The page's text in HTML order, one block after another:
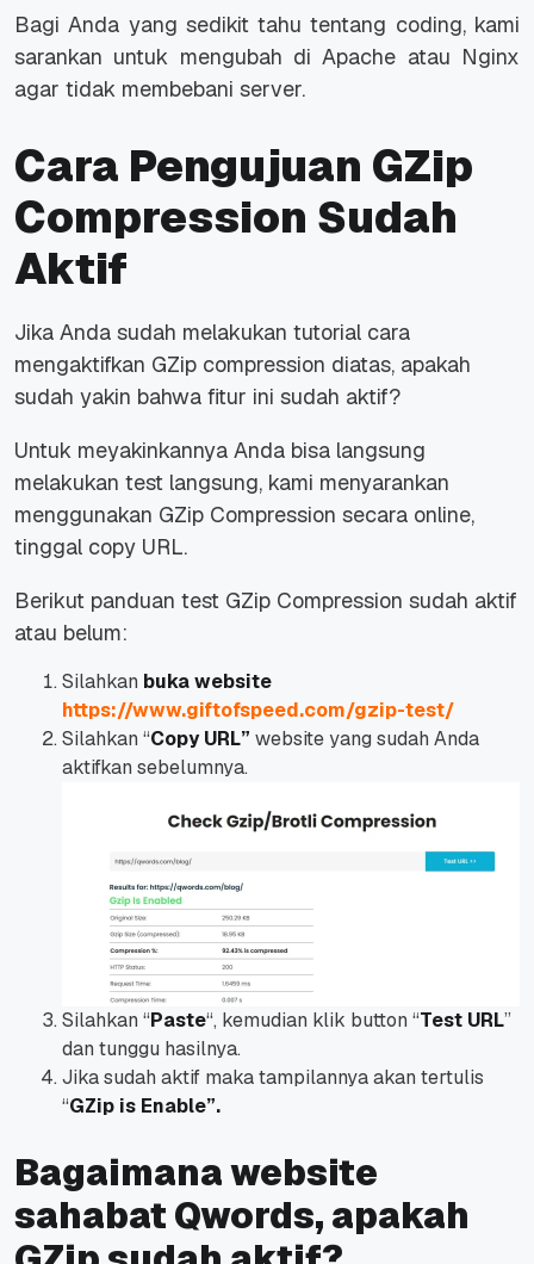
Bagi Anda yang sedikit tahu tentang coding, kami
sarankan untuk mengubah di Apache atau Nginx
agar tidak membebani server.
Cara Pengujuan GZip
Compression Sudah
Aktif
Jika Anda sudah melakukan tutorial cara
mengaktifkan GZip compression diatas, apakah
sudah yakin bahwa fitur ini sudah aktif?
Untuk meyakinkannya Anda bisa langsung
melakukan test langsung, kami menyarankan
menggunakan GZip Compression secara online,
tinggal copy URL.
Berikut panduan test GZip Compression sudah aktif
atau belum:
Silahkan buka website
https://www.giftofspeed.com/gzip-test/
Silahkan “Copy URL” website yang sudah Anda
aktifkan sebelumnya.
Silahkan “Paste“, kemudian klik button “Test URL”
dan tunggu hasilnya.
Jika sudah aktif maka tampilannya akan tertulis
“GZip is Enable”.
Bagaimana website
sahabat Qwords, apakah